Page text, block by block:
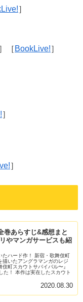
］
］［ BookLive!］
］
］
巻あらすじ&感想まと
やマンガサービスも紹
たハード作！ 新宿・歌舞伎町
描いたアングラマンガのレジ
町スカウトサバイバル〜』
た！ 本作は実在したスカウト
2020.08.30